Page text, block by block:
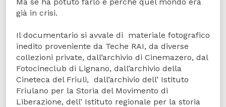
già in crisi.
Il documentario si avvale di materiale fotografico
inedito proveniente da Teche RAI, da diverse
collezioni private, dall’archivio di Cinemazero, dal
Fotocineclub di Lignano, dall’archivio della
Cineteca del Friuli, dall’archivio dell’ Istituto
Friulano per la Storia del Movimento di
Liberazione, dell’ Istituto regionale per la storia